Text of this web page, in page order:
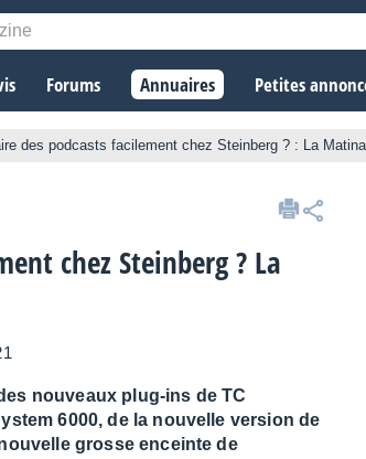
Forums Annuaires Petites
des podcasts facilement chez Steinberg ? : La
chez Steinberg ? La
nouveaux plug-ins de TC
6000, de la nouvelle version de
grosse enceinte de